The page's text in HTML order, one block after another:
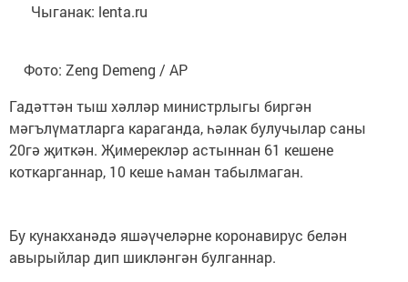
Чыганак: lenta.ru
Фото: Zeng Demeng / AP
Гадәттән тыш хәлләр министрлыгы биргән
мәгълүматларга караганда, һәлак булучылар саны
20гә җиткән. Җимерекләр астыннан 61 кешене
коткарганнар, 10 кеше һаман табылмаган.
Бу кунакханәдә яшәүчеләрне коронавирус белән
авырыйлар дип шикләнгән булганнар.